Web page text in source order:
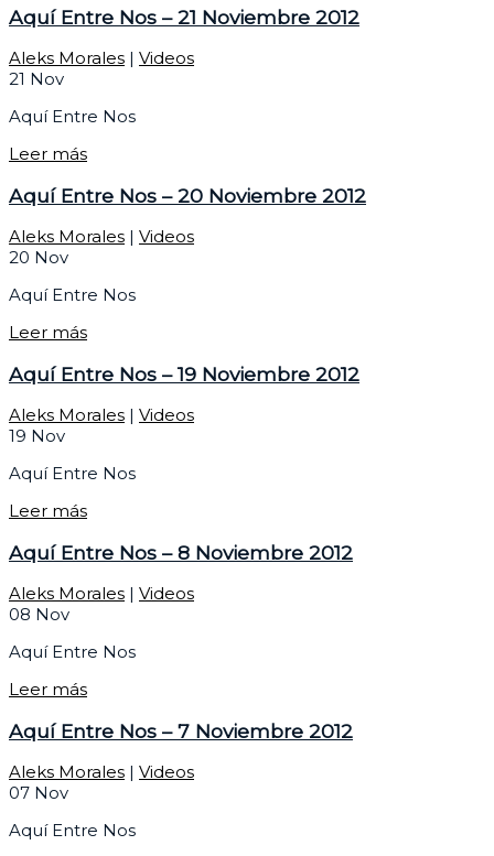
Aquí Entre Nos – 21 Noviembre 2012
Aleks Morales | Videos
21 Nov
Aquí Entre Nos
Leer más
Aquí Entre Nos – 20 Noviembre 2012
Aleks Morales | Videos
20 Nov
Aquí Entre Nos
Leer más
Aquí Entre Nos – 19 Noviembre 2012
Aleks Morales | Videos
19 Nov
Aquí Entre Nos
Leer más
Aquí Entre Nos – 8 Noviembre 2012
Aleks Morales | Videos
08 Nov
Aquí Entre Nos
Leer más
Aquí Entre Nos – 7 Noviembre 2012
Aleks Morales | Videos
07 Nov
Aquí Entre Nos